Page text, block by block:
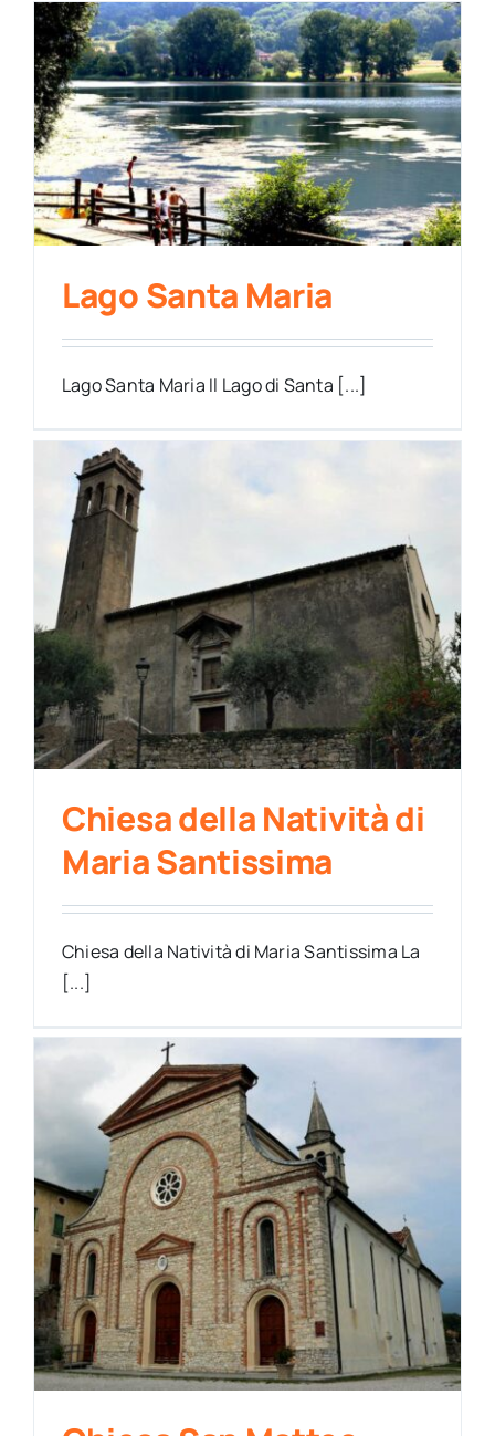
Lago Santa Maria
Lago Santa Maria Il Lago di Santa [...]
Chiesa della Natività di
Maria Santissima
Chiesa della Natività di Maria Santissima La
[...]